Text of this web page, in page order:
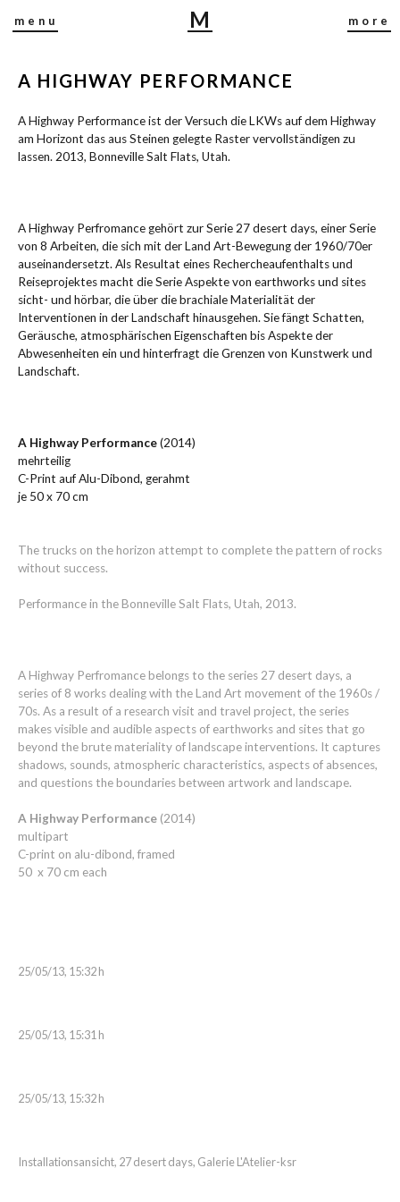
more
menu
M
I
J
B
U
S
A HIGHWAY PERFORMANCE
A Highway Performance ist der Versuch die LKWs auf dem Highway
am Horizont das aus Steinen gelegte Raster vervollständigen zu
lassen. 2013, Bonneville Salt Flats, Utah.
A Highway Perfromance gehört zur Serie 27 desert days, einer Serie
von 8 Arbeiten, die sich mit der Land Art-Bewegung der 1960/70er
auseinandersetzt. Als Resultat eines Rechercheaufenthalts und
Reiseprojektes macht die Serie Aspekte von earthworks und sites
sicht- und hörbar, die über die brachiale Materialität der
Interventionen in der Landschaft hinausgehen. Sie fängt Schatten,
Geräusche, atmosphärischen Eigenschaften bis Aspekte der
Abwesenheiten ein und hinterfragt die Grenzen von Kunstwerk und
Landschaft.
A Highway Performance(2014)
mehrteilig
C-Print auf Alu-Dibond, gerahmt
je 50 x 70 cm
The trucks on the horizon attempt to complete the pattern of rocks
without success.
Performance in the Bonneville Salt Flats, Utah, 2013.
A Highway Perfromance belongs to the series 27 desert days, a
series of 8 works dealing with the Land Art movement of the 1960s /
70s. As a result of a research visit and travel project, the series
makes visible and audible aspects of earthworks and sites that go
beyond the brute materiality of landscape interventions. It captures
shadows, sounds, atmospheric characteristics, aspects of absences,
and questions the boundaries between artwork and landscape.
A Highway Performance(2014)
multipart
C-print on alu-dibond, framed
50 x 70 cm each
25/05/13, 15:32 h
25/05/13, 15:31 h
25/05/13, 15:32 h
Installationsansicht, 27 desert days, Galerie L'Atelier-ksr